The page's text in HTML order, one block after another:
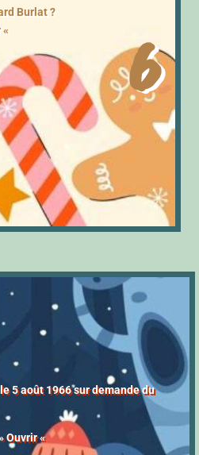
6
Burlat ?
«
5 août 1966 sur demande du
Ouvrir «